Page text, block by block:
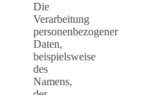
Die
Verarbeitung
personenbezogener
Daten,
beispielsweise
des
Namens,